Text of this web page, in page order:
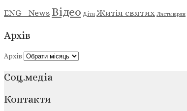
ENG - News Відео Діти Житія святих Листи вірян
Архів
Архів
Соц.медіа
Контакти